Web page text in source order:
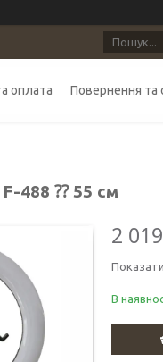
оплата Повернення та
F-488 ⁇ 55 см
2
В